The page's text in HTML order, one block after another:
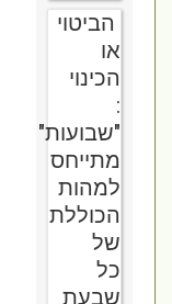
הביטוי
או
הכינוי
"שבועות"
מתייחס
למהות
הכוללת
של
כל
שבעת